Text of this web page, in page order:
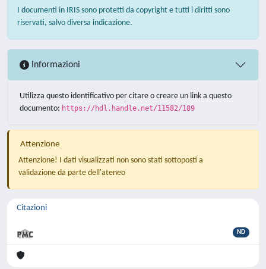
I documenti in IRIS sono protetti da copyright e tutti i diritti sono
riservati, salvo diversa indicazione.
Informazioni
Utilizza questo identificativo per citare o creare un link a questo
documento: https://hdl.handle.net/11582/189
Attenzione
Attenzione! I dati visualizzati non sono stati sottoposti a
validazione da parte dell'ateneo
Citazioni
ND